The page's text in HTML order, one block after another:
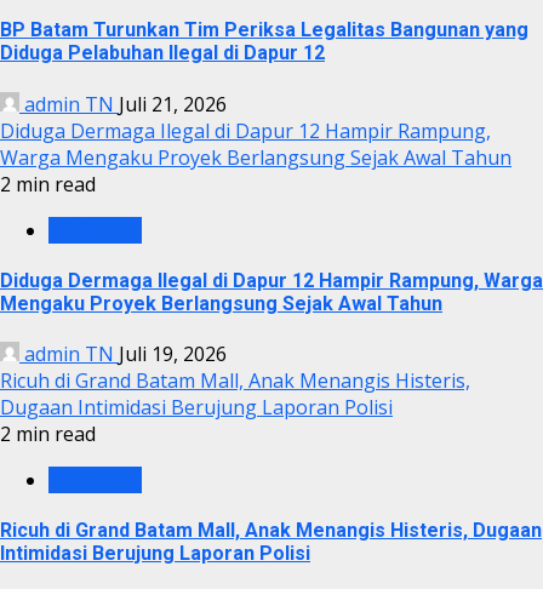
BP Batam Turunkan Tim Periksa Legalitas Bangunan yang
Diduga Pelabuhan Ilegal di Dapur 12
admin TN Juli 21, 2026
Diduga Dermaga Ilegal di Dapur 12 Hampir Rampung,
Warga Mengaku Proyek Berlangsung Sejak Awal Tahun
2 min read
Diduga Dermaga Ilegal di Dapur 12 Hampir Rampung, Warga
Mengaku Proyek Berlangsung Sejak Awal Tahun
admin TN Juli 19, 2026
Ricuh di Grand Batam Mall, Anak Menangis Histeris,
Dugaan Intimidasi Berujung Laporan Polisi
2 min read
Ricuh di Grand Batam Mall, Anak Menangis Histeris, Dugaan
Intimidasi Berujung Laporan Polisi